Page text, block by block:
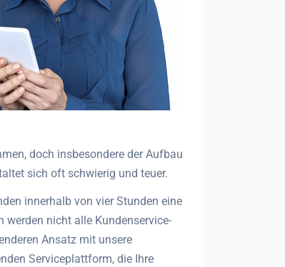
doch insbesondere der Aufbau
sich oft schwierig und teuer.
innerhalb von vier Stunden eine
werden nicht alle Kundenservice-
Ansatz mit unsere
Serviceplattform, die Ihre